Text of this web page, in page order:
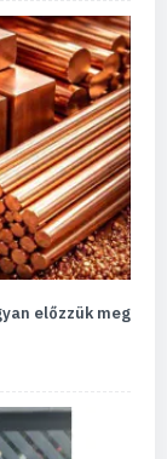
előzzük meg